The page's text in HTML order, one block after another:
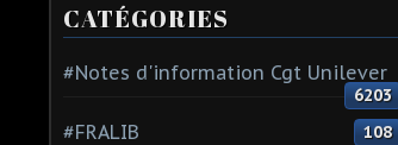
CATÉGORIES
#Notes d'information Cgt Unilever
6203
#FRALIB 108